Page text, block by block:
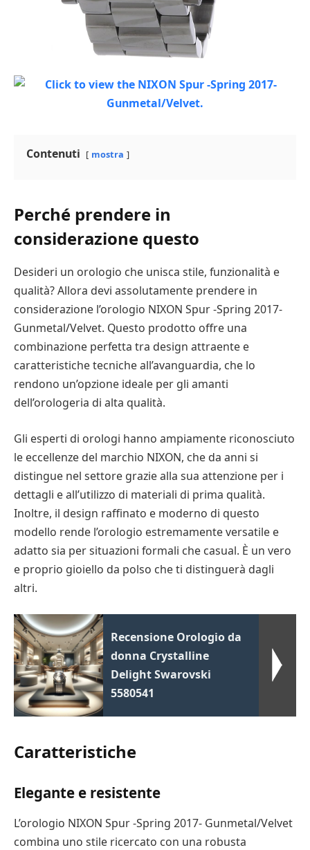
Contenuti mostra
Perché prendere in
considerazione questo
Desideri un orologio che unisca stile, funzionalità e
qualità? Allora devi assolutamente prendere in
considerazione l’orologio NIXON Spur -Spring 2017-
Gunmetal/Velvet. Questo prodotto offre una
combinazione perfetta tra design attraente e
caratteristiche tecniche all’avanguardia, che lo
rendono un’opzione ideale per gli amanti
dell’orologeria di alta qualità.
Gli esperti di orologi hanno ampiamente riconosciuto
le eccellenze del marchio NIXON, che da anni si
distingue nel settore grazie alla sua attenzione per i
dettagli e all’utilizzo di materiali di prima qualità.
Inoltre, il design raffinato e moderno di questo
modello rende l’orologio estremamente versatile e
adatto sia per situazioni formali che casual. È un vero
e proprio gioiello da polso che ti distinguerà dagli
altri.
Recensione Orologio da
donna Crystalline
Delight Swarovski
5580541
Caratteristiche
Elegante e resistente
L’orologio NIXON Spur -Spring 2017- Gunmetal/Velvet
combina uno stile ricercato con una robusta